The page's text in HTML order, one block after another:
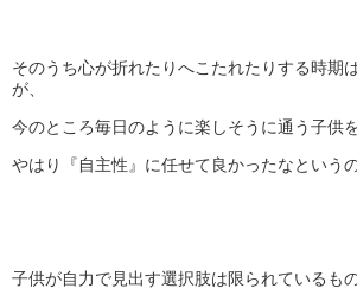
そのうち心が折れたりへこたれたりする時期
が、
今のところ毎日のように楽しそうに通う子供
やはり『自主性』に任せて良かったなという
子供が自力で見出す選択肢は限られているもの